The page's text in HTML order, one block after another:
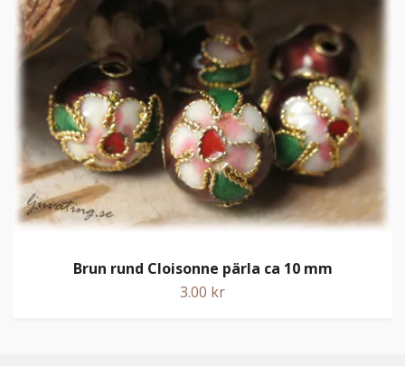
Brun rund Cloisonne pärla ca 10 mm
3.00 kr